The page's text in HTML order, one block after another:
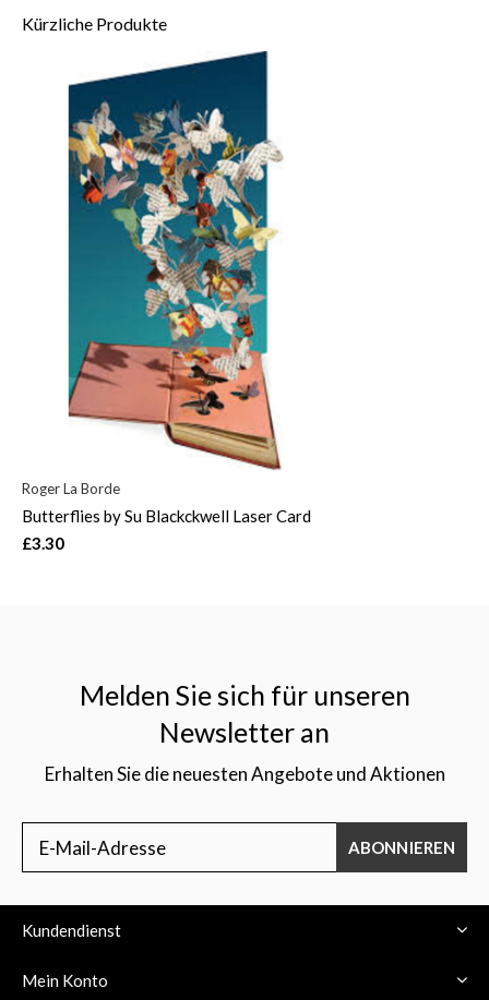
Kürzliche Produkte
Roger La Borde
Butterflies by Su Blackckwell Laser Card
£3.30
Melden Sie sich für unseren
Newsletter an
Erhalten Sie die neuesten Angebote und Aktionen
ABONNIEREN
Kundendienst
Mein Konto